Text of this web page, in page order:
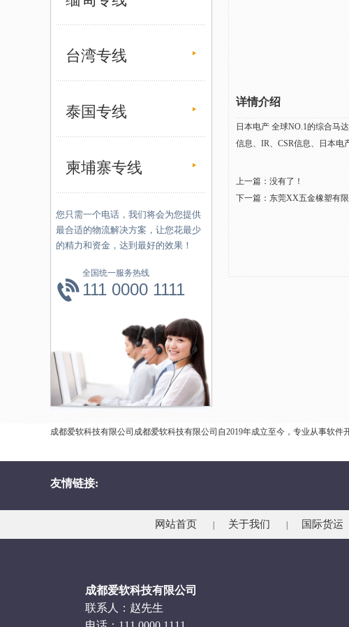
台湾专线
泰国专线
柬埔寨专线
您只需一个电话，我们将会为您提供
最合适的物流解决方案，让您花最少
的精力和资金，达到最好的效果！
全国统一服务热线
111 0000 1111
详情介绍
日本电产 全球NO.1的综合马
信息、IR、CSR信息、日本电
上一篇：没有了！
下一篇： 东莞XX五金橡塑有限
成都爱软科技有限公司成都爱软科技有限公司自2019年成立至今，专业从事软
友情链接:
网站首页 关于我们 国际货运
成都爱软科技有限公司
联系人：赵先生